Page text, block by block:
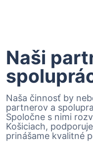
Naši
Naša činnosť by
partnerov a
Spoločne s nimi
Košiciach,
prinášame kvalitné